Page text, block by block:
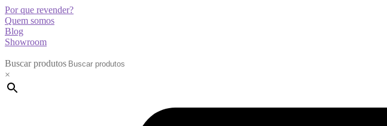
Por que revender?
Quem somos
Blog
Showroom
Buscar produtos
×